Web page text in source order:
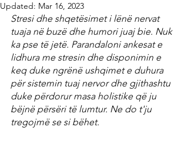
Updated: Mar 16, 2023
Stresi dhe shqetësimet i lënë nervat
tuaja në buzë dhe humori juaj bie. Nuk
ka pse të jetë. Parandaloni ankesat e
lidhura me stresin dhe disponimin e
keq duke ngrënë ushqimet e duhura
për sistemin tuaj nervor dhe gjithashtu
duke përdorur masa holistike që ju
bëjnë përsëri të lumtur. Ne do t'ju
tregojmë se si bëhet.